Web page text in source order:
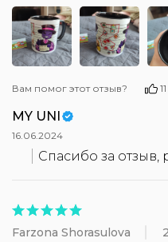
Вам помог этот отзыв? 11
MY UNI
16.06.2024
Спасибо за отзыв,
Farzona Shorasulova